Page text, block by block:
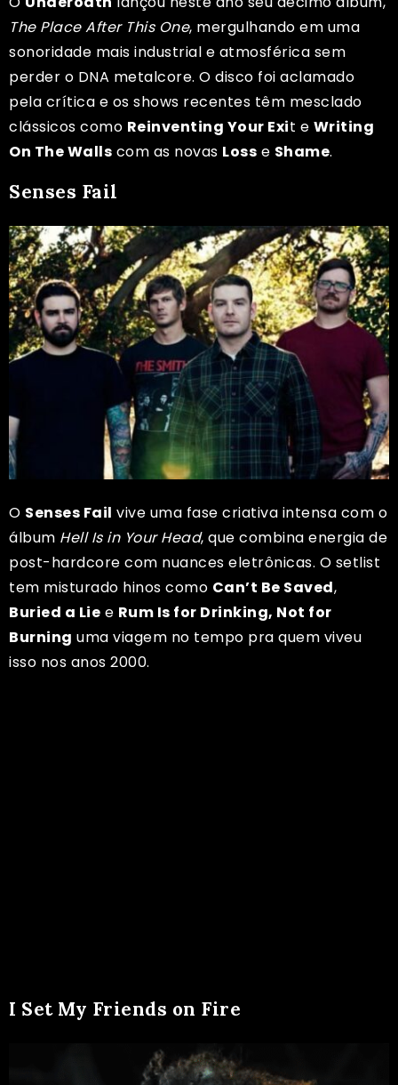
The Place After This One, mergulhando em uma
sonoridade mais industrial e atmosférica sem
perder o DNA metalcore. O disco foi aclamado
pela crítica e os shows recentes têm mesclado
clássicos como Reinventing Your Exit e Writing
On The Walls com as novas Loss e Shame.
Senses Fail
O Senses Fail vive uma fase criativa intensa com o
álbum Hell Is in Your Head, que combina energia de
post-hardcore com nuances eletrônicas. O setlist
tem misturado hinos como Can’t Be Saved,
Buried a Lie e Rum Is for Drinking, Not for
Burning uma viagem no tempo pra quem viveu
isso nos anos 2000.
I Set My Friends on Fire